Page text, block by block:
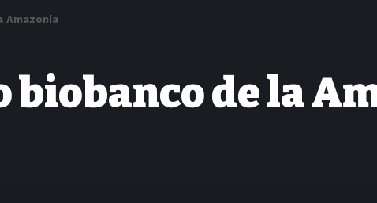
Amazonía
de la